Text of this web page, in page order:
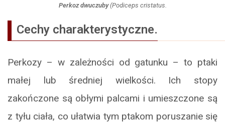
Perkoz dwuczuby(Podiceps cristatus.
Cechy charakterystyczne.
Perkozy – w zależności od gatunku – to ptaki
małej lub średniej wielkości. Ich stopy
zakończone są obłymi palcami i umieszczone są
z tyłu ciała, co ułatwia tym ptakom poruszanie się